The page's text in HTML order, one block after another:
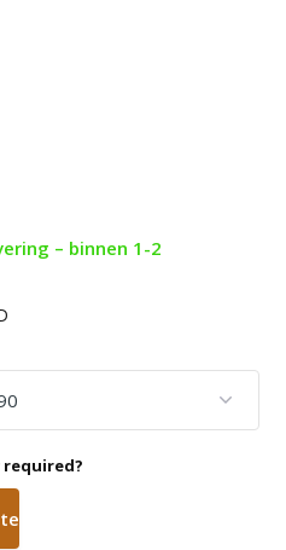
– binnen 1-2